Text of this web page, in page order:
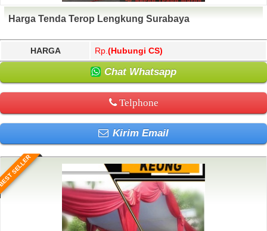
Harga Tenda Terop Lengkung Surabaya
HARGA Rp. (Hubungi CS)
Chat Whatsapp
Telphone
Kirim Email
SELLER